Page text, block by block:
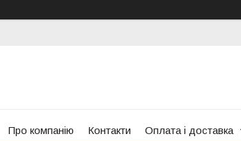
Про компанію Контакти Оплата і доставка